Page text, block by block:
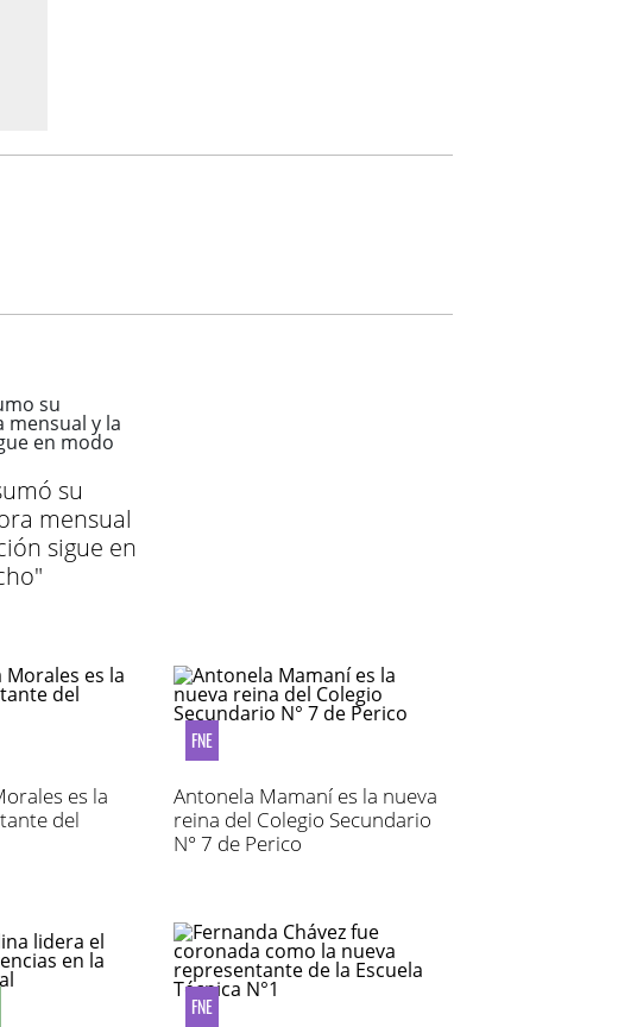
su
mensual
sigue en
es la
del
FNE
Antonela Mamaní es la nueva
reina del Colegio Secundario
N° 7 de Perico
FNE